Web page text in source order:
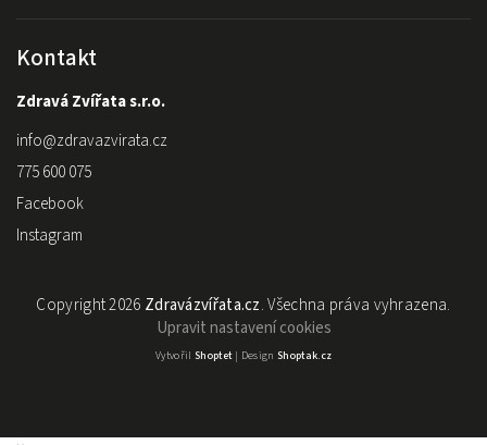
Kontakt
Zdravá Zvířata s.r.o.
info@zdravazvirata.cz
775 600 075
Facebook
Instagram
Copyright 2026 Zdravázvířata.cz. Všechna práva vyhrazena.
Upravit nastavení cookies
Vytvořil Shoptet| Design Shoptak.cz